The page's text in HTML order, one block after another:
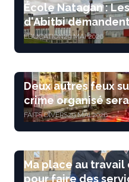
École Natagan :
d'Abitbi
ministre Lebel
ÉDUCATION29 MAI 2026
Deux autres feux
crime organisé
FAITS DIVERS29 MAI 2026
Ma place au
pour faire des